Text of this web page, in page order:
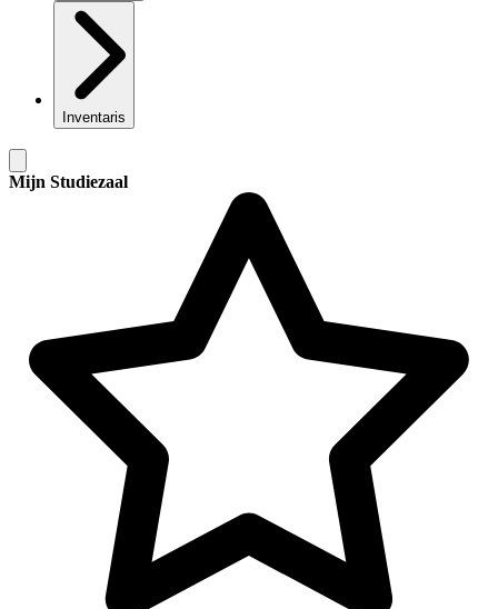
Inventaris
Mijn Studiezaal